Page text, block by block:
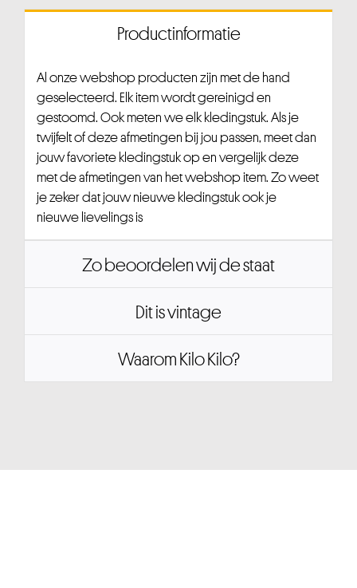
Productinformatie
Al onze webshop producten zijn met de hand
geselecteerd. Elk item wordt gereinigd en
gestoomd. Ook meten we elk kledingstuk. Als je
twijfelt of deze afmetingen bij jou passen, meet dan
jouw favoriete kledingstuk op en vergelijk deze
met de afmetingen van het webshop item. Zo weet
je zeker dat jouw nieuwe kledingstuk ook je
nieuwe lievelings is
Zo beoordelen wij de staat
Dit is vintage
Waarom Kilo Kilo?